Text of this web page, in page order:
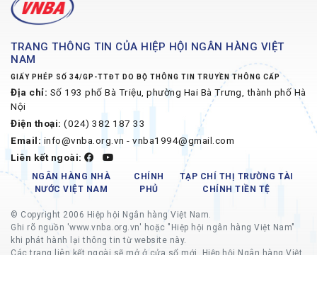
TRANG THÔNG TIN CỦA HIỆP HỘI NGÂN HÀNG VIỆT
NAM
GIẤY PHÉP SỐ 34/GP-TTĐT DO BỘ THÔNG TIN TRUYỀN THÔNG CẤP
Địa chỉ: Số 193 phố Bà Triệu, phường Hai Bà Trưng, thành phố Hà
Nội
Điện thoại: (024) 382 187 33
Email: info@vnba.org.vn - vnba1994@gmail.com
Liên kết ngoài:
NGÂN HÀNG NHÀ
NƯỚC VIỆT NAM
CHÍNH
PHỦ
TẠP CHÍ THỊ TRƯỜNG TÀI
CHÍNH TIỀN TỆ
© Copyright 2006 Hiệp hội Ngân hàng Việt Nam.
Ghi rõ nguồn 'www.vnba.org.vn' hoặc "Hiệp hội ngân hàng Việt Nam"
khi phát hành lại thông tin từ website này.
Các trang liên kết ngoài sẽ mở ở cửa sổ mới, Hiệp hội Ngân hàng Việt